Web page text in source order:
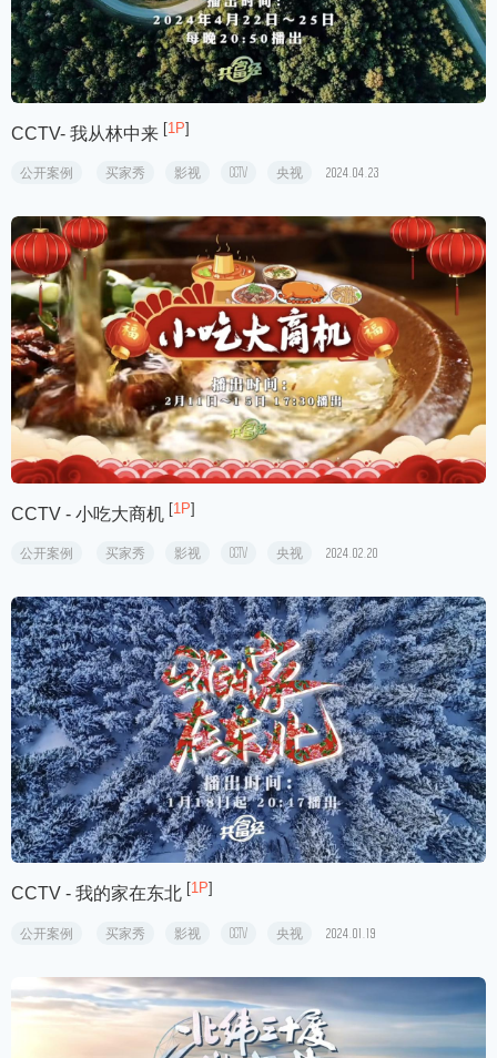
CCTV- 我从林中来 [1P]
公开案例 买家秀 影视 CCTV 央视 2024.04.23
CCTV - 小吃大商机 [1P]
公开案例 买家秀 影视 CCTV 央视 2024.02.20
CCTV - 我的家在东北 [1P]
公开案例 买家秀 影视 CCTV 央视 2024.01.19